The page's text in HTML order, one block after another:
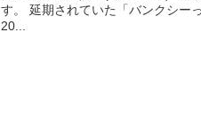
す。 延期されていた「バンクシー
20...